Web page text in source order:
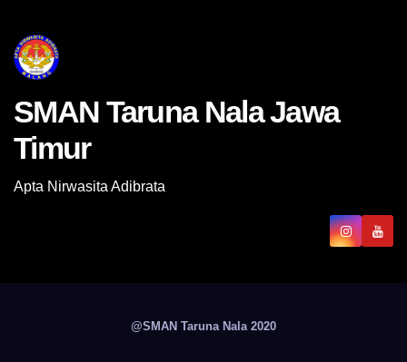
SMAN Taruna Nala Jawa
Timur
Apta Nirwasita Adibrata
@SMAN Taruna Nala 2020